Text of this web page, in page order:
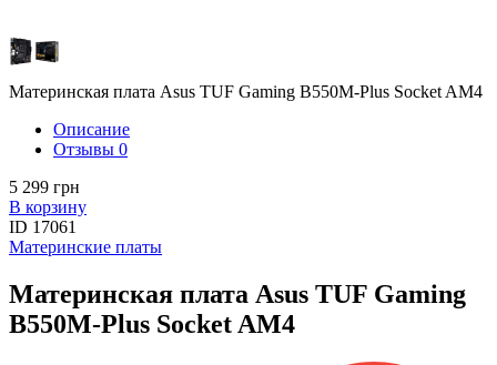
Материнская плата Asus TUF Gaming B550M-Plus Socket AM4
Описание
Отзывы 0
5 299 грн
В корзину
ID 17061
Материнские платы
Материнская плата Asus TUF Gaming
B550M-Plus Socket AM4